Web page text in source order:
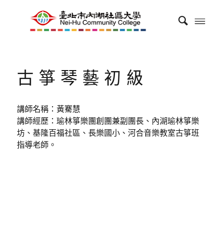
古箏琴藝初級
講師名稱：黃騫慧
講師經歷：瑜林箏樂團創團兼副團長、內湖瑜林箏樂
坊、基隆百福社區、長樂國小、河合音樂教室古箏班
指導老師。